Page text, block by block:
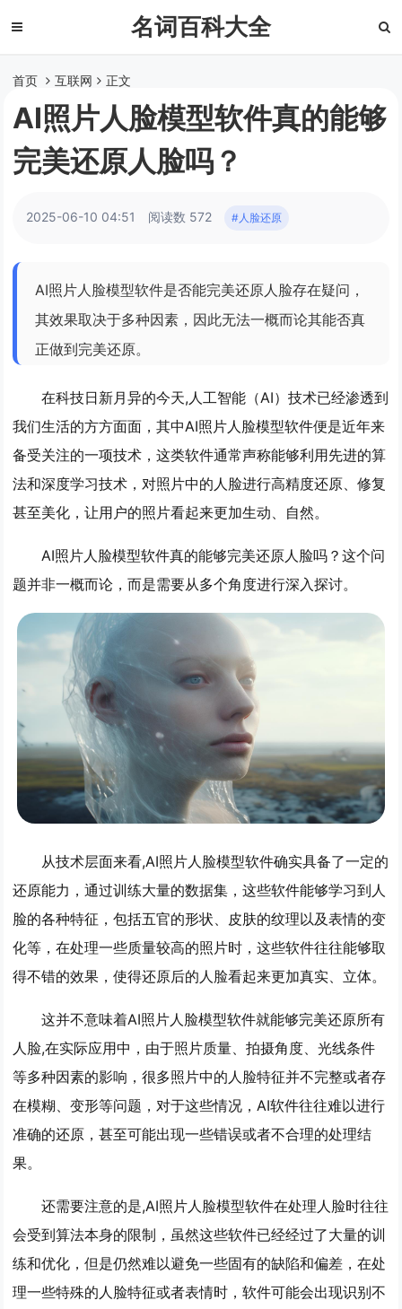
名词百科大全
首页 互联网 正文
AI照片人脸模型软件真的能够
完美还原人脸吗？
2025-06-10 04:51 阅读数 572 #人脸还原
AI照片人脸模型软件是否能完美还原人脸存在疑问，
其效果取决于多种因素，因此无法一概而论其能否真
正做到完美还原。
在科技日新月异的今天,人工智能（AI）技术已经渗透到
我们生活的方方面面，其中AI照片人脸模型软件便是近年来
备受关注的一项技术，这类软件通常声称能够利用先进的算
法和深度学习技术，对照片中的人脸进行高精度还原、修复
甚至美化，让用户的照片看起来更加生动、自然。
AI照片人脸模型软件真的能够完美还原人脸吗？这个问
题并非一概而论，而是需要从多个角度进行深入探讨。
从技术层面来看,AI照片人脸模型软件确实具备了一定的
还原能力，通过训练大量的数据集，这些软件能够学习到人
脸的各种特征，包括五官的形状、皮肤的纹理以及表情的变
化等，在处理一些质量较高的照片时，这些软件往往能够取
得不错的效果，使得还原后的人脸看起来更加真实、立体。
这并不意味着AI照片人脸模型软件就能够完美还原所有
人脸,在实际应用中，由于照片质量、拍摄角度、光线条件
等多种因素的影响，很多照片中的人脸特征并不完整或者存
在模糊、变形等问题，对于这些情况，AI软件往往难以进行
准确的还原，甚至可能出现一些错误或者不合理的处理结
果。
还需要注意的是,AI照片人脸模型软件在处理人脸时往往
会受到算法本身的限制，虽然这些软件已经经过了大量的训
练和优化，但是仍然难以避免一些固有的缺陷和偏差，在处
理一些特殊的人脸特征或者表情时，软件可能会出现识别不